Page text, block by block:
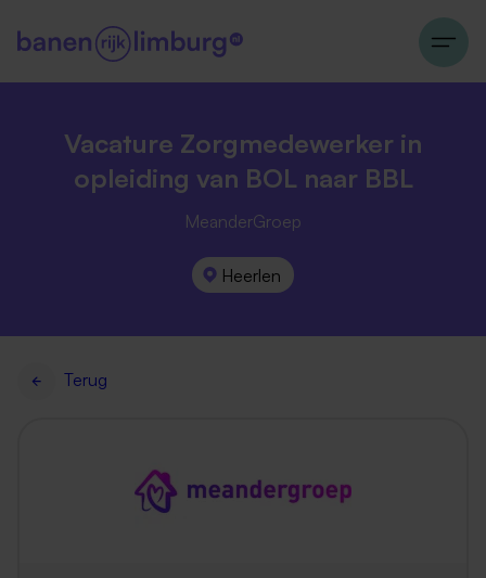
Vacature Zorgmedewerker in
opleiding van BOL naar BBL
MeanderGroep
Heerlen
Terug